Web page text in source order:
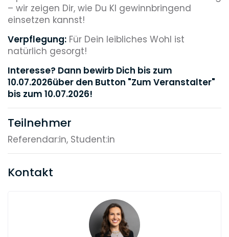
– wir zeigen Dir, wie Du KI gewinnbringend
einsetzen kannst!
Verpflegung: Für Dein leibliches Wohl ist
natürlich gesorgt!
Interesse? Dann bewirb Dich bis zum
10.07.2026über den Button "Zum Veranstalter"
bis zum 10.07.2026!
Teilnehmer
Referendar:in, Student:in
Kontakt